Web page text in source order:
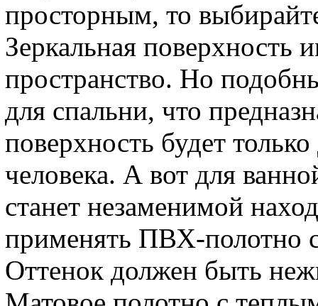
просторным, то
Зеркальная поверхность
пространство. Но
для спальни, что
поверхность будет
человека. А вот для
станет незаменимой
применять ПВХ-полотно
Оттенок должен быть